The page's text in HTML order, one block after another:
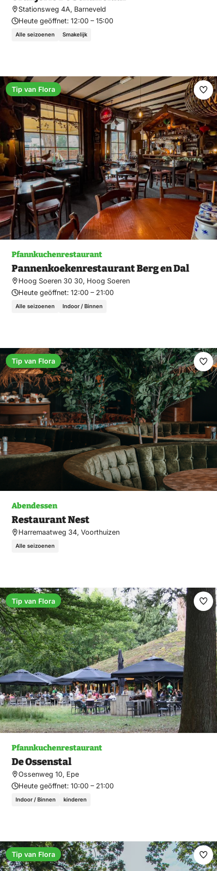
Stationsweg 4A, Barneveld
Heute geöffnet: 12:00 – 15:00
Alle seizoenen Smakelijk
Pfannkuchenrestaurant
Pannenkoekenrestaurant Berg en Dal
Hoog Soeren 30 30, Hoog Soeren
Heute geöffnet: 12:00 – 21:00
Alle seizoenen Indoor / Binnen
Tip van Flora
Abendessen
Restaurant Nest
Harremaatweg 34, Voorthuizen
Alle seizoenen
Tip van Flora
Pfannkuchenrestaurant
De Ossenstal
Ossenweg 10, Epe
Heute geöffnet: 10:00 – 21:00
Indoor / Binnen kinderen
Tip van Flora
Tip van Flora